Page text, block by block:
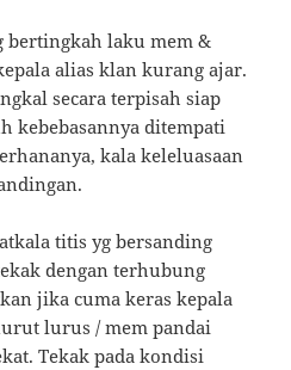
bertingkah laku mem &
alias klan kurang ajar.
secara terpisah siap
kebebasannya ditempati
kala keleluasaan
titis yg bersanding
dengan terhubung
jika cuma keras kepala
lurus / mem pandai
Tekak pada kondisi